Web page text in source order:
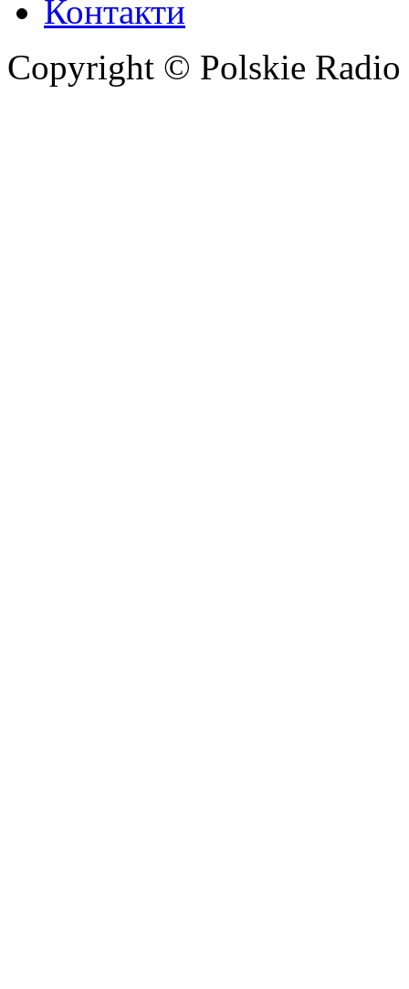
Контакти
Copyright © Polskie